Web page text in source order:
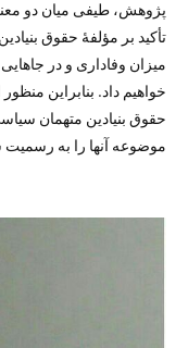
پژوهش، طیفی میان دو
تأکید بر مؤلفۀ حقوق
میزان وفاداری و در
خواهیم داد. بنابراین
حقوق بنیادین متهمان
موضوعه آنها را به